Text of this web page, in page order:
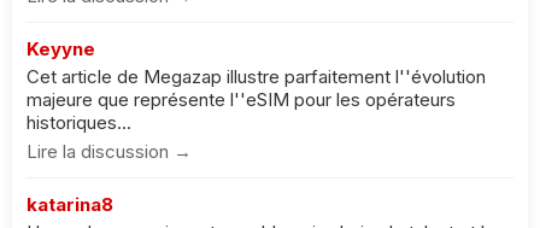
Keyyne
Cet article de Megazap illustre parfaitement l''évolution
majeure que représente l''eSIM pour les opérateurs
historiques...
Lire la discussion →
katarina8